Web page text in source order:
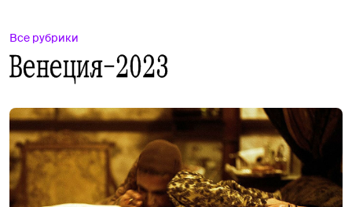
Все рубрики
Венеция-2023